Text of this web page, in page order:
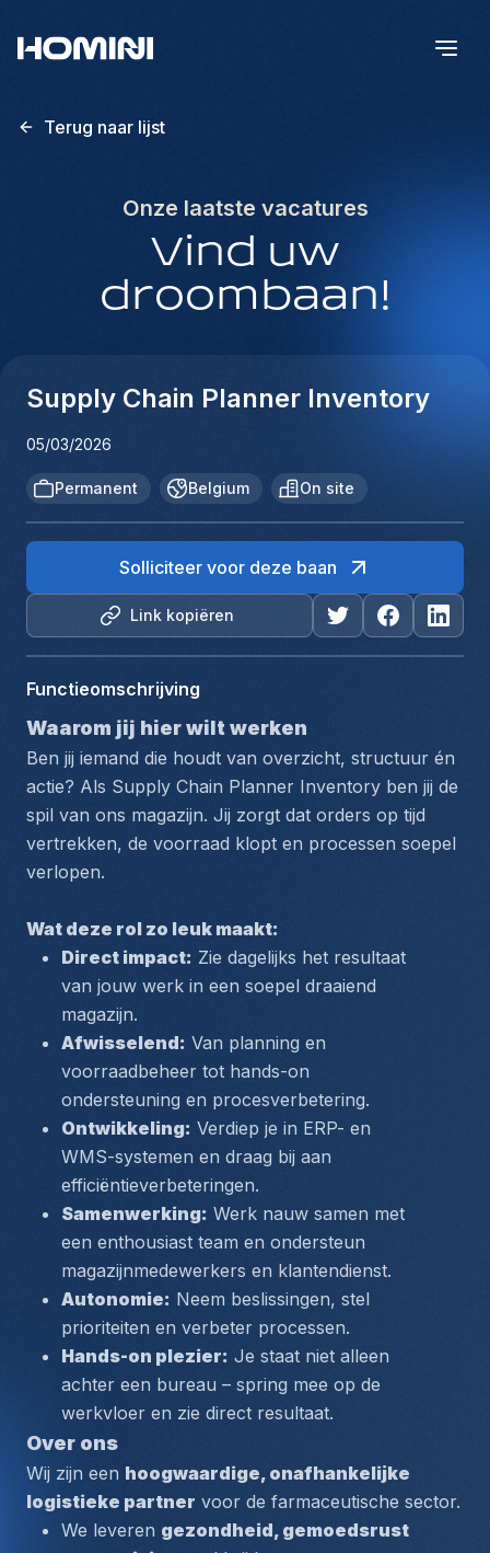
Terug naar lijst
Onze laatste vacatures
Vind uw
droombaan!
Supply Chain Planner Inventory
05/03/2026
Permanent Belgium On site
Link kopiëren
Solliciteer voor deze baan
Functieomschrijving
Waarom jij hier wilt werken
Ben jij iemand die houdt van overzicht, structuur én
actie? Als Supply Chain Planner Inventory ben jij de
spil van ons magazijn. Jij zorgt dat orders op tijd
vertrekken, de voorraad klopt en processen soepel
verlopen.
Wat deze rol zo leuk maakt:
Direct impact: Zie dagelijks het resultaat
van jouw werk in een soepel draaiend
magazijn.
Afwisselend: Van planning en
voorraadbeheer tot hands-on
ondersteuning en procesverbetering.
Ontwikkeling: Verdiep je in ERP- en
WMS-systemen en draag bij aan
efficiëntieverbeteringen.
Samenwerking: Werk nauw samen met
een enthousiast team en ondersteun
magazijnmedewerkers en klantendienst.
Autonomie: Neem beslissingen, stel
prioriteiten en verbeter processen.
Hands-on plezier: Je staat niet alleen
achter een bureau – spring mee op de
werkvloer en zie direct resultaat.
Over ons
Wij zijn een hoogwaardige, onafhankelijke
logistieke partner voor de farmaceutische sector.
We leveren gezondheid, gemoedsrust